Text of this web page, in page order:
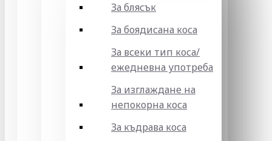
За блясък
За боядисана коса
За всеки тип коса/
ежедневна употреба
За изглаждане на
непокорна коса
За къдрава коса